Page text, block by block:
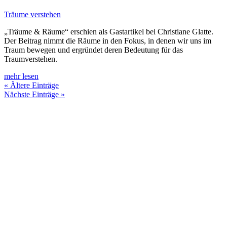
Träume verstehen
„Träume & Räume“ erschien als Gastartikel bei Christiane Glatte.
Der Beitrag nimmt die Räume in den Fokus, in denen wir uns im
Traum bewegen und ergründet deren Bedeutung für das
Traumverstehen.
mehr lesen
« Ältere Einträge
Nächste Einträge »